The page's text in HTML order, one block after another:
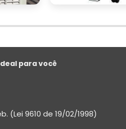
em ambientes internos.
de usar ventiladores
térmico, economia de
e bom custo-
para você
(Lei 9610 de 19/02/1998)